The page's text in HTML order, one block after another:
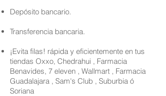
Depósito bancario.
Transferencia bancaria.
¡Evita filas! rápida y eficientemente en tus
tiendas Oxxo, Chedrahui , Farmacia
Benavides, 7 eleven , Wallmart , Farmacia
Guadalajara , Sam's Club , Suburbia ó
Soriana